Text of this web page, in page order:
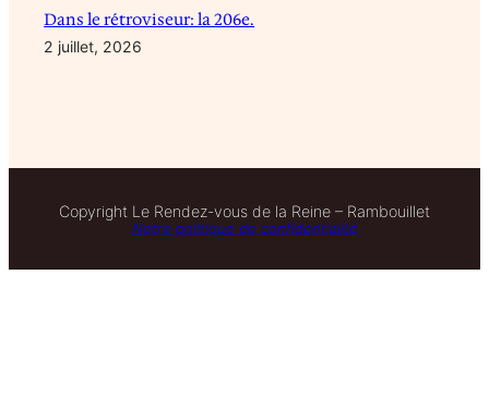
Dans le rétroviseur: la 206e.
2 juillet, 2026
Copyright Le Rendez-vous de la Reine – Rambouillet
Notre politique de confidentialité